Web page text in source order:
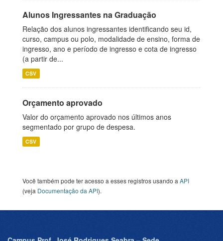
Alunos Ingressantes na Graduação
Relação dos alunos ingressantes identificando seu id,
curso, campus ou polo, modalidade de ensino, forma de
ingresso, ano e período de ingresso e cota de ingresso
(a partir de...
CSV
Orçamento aprovado
Valor do orçamento aprovado nos últimos anos
segmentado por grupo de despesa.
CSV
Você também pode ter acesso a esses registros usando a API
(veja Documentação da API).